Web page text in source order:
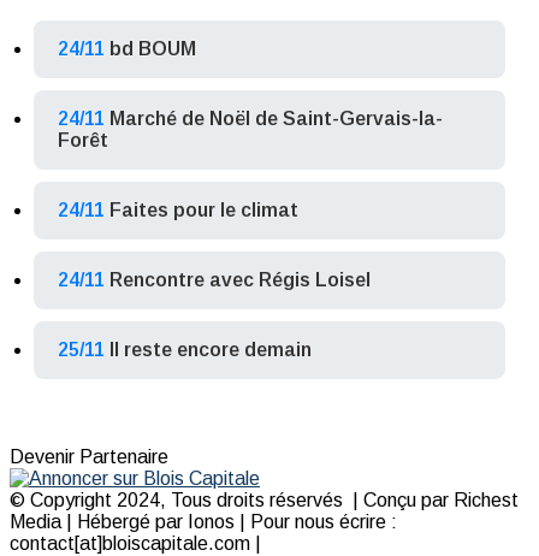
24/11 bd BOUM
24/11 Marché de Noël de Saint-Gervais-la-
Forêt
24/11 Faites pour le climat
24/11 Rencontre avec Régis Loisel
25/11 Il reste encore demain
Devenir Partenaire
© Copyright 2024, Tous droits réservés | Conçu par Richest
Media | Hébergé par Ionos | Pour nous écrire :
contact[at]bloiscapitale.com |